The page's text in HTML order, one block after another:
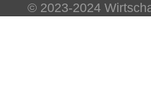
© 2023-2024